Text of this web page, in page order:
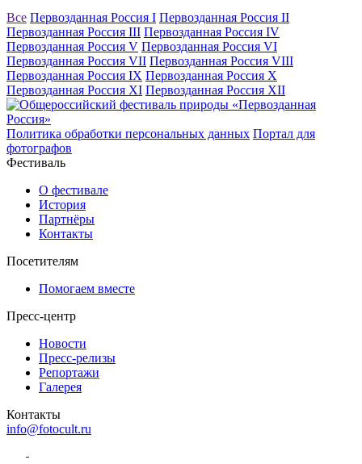
Все Первозданная Россия I Первозданная Россия II
Первозданная Россия III Первозданная Россия IV
Первозданная Россия V Первозданная Россия VI
Первозданная Россия VII Первозданная Россия VIII
Первозданная Россия IX Первозданная Россия X
Первозданная Россия XI Первозданная Россия XII
Политика обработки персональных данных Портал для
фотографов
Фестиваль
О фестивале
История
Партнёры
Контакты
Посетителям
Помогаем вместе
Пресс-центр
Новости
Пресс-релизы
Репортажи
Галерея
Контакты
info@fotocult.ru